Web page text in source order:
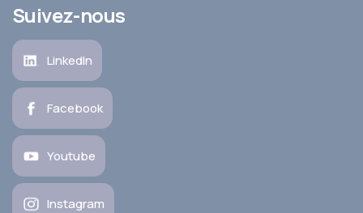
Suivez-nous
LinkedIn
Facebook
Youtube
Instagram